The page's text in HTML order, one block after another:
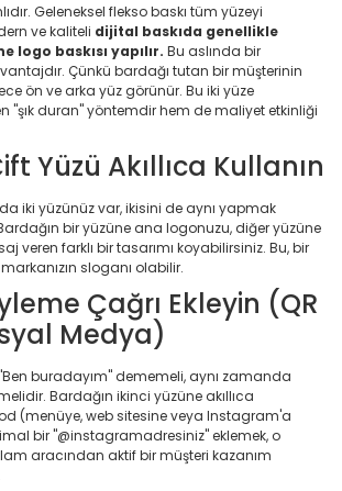
Geleneksel flekso baskı tüm yüzeyi
ve kaliteli dijital baskıda genellikle
logo baskısı yapılır. Bu aslında bir
Çünkü bardağı tutan bir müşterinin
ön ve arka yüz görünür. Bu iki yüze
"şık duran" yöntemdir hem de maliyet etkinliği
Yüzü Akıllıca Kullanın
iki yüzünüz var, ikisini de aynı yapmak
bir yüzüne ana logonuzu, diğer yüzüne
veren farklı bir tasarımı koyabilirsiniz. Bu, bir
sloganı olabilir.
Çağrı Ekleyin (QR
Medya)
buradayım" dememeli, aynı zamanda
Bardağın ikinci yüzüne akıllıca
(menüye, web sitesine veya Instagram'a
bir "@instagramadresiniz" eklemek, o
aracından aktif bir müşteri kazanım